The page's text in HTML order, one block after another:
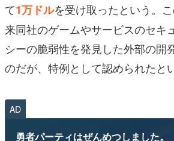
て1万ドルを受け取ったという。
来同社のゲームやサービスのセキ
シーの脆弱性を発見した外部の開
のだが、特例として認められたと
AD
勇者パーティはぜんめつしました。